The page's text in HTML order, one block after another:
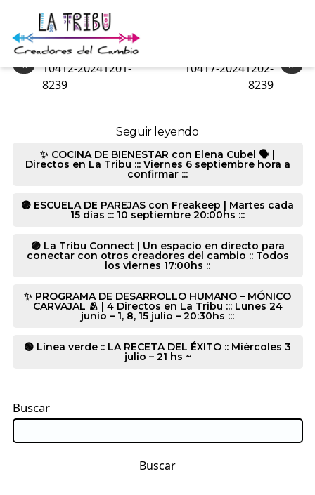
10344-20241201-2886
«
10412-20241201-
8239
»
10417-20241202-
8239
Seguir leyendo
✨ COCINA DE BIENESTAR con Elena Cubel 🗣️ |
Directos en La Tribu ::: Viernes 6 septiembre hora a
confirmar :::
🟣 ESCUELA DE PAREJAS con Freakeep | Martes cada
15 días ::: 10 septiembre 20:00hs :::
🟣 La Tribu Connect | Un espacio en directo para
conectar con otros creadores del cambio :: Todos
los viernes 17:00hs ::
✨ PROGRAMA DE DESARROLLO HUMANO – MÓNICO
CARVAJAL 🫂 | 4 Directos en La Tribu ::: Lunes 24
junio – 1, 8, 15 julio – 20:30hs :::
🟢 Línea verde :: LA RECETA DEL ÉXITO :: Miércoles 3
julio – 21 hs ~
Buscar
Buscar